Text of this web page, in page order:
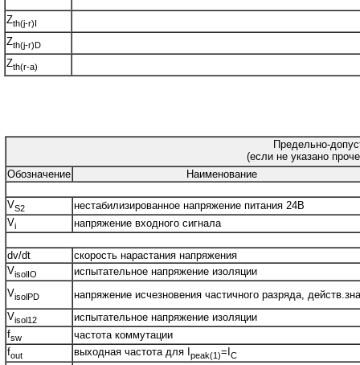
Zth(j-r)I
Zth(j-r)D
Zth(r-a)
Предельно-
(если не указано
Обозначение
Наименование
VS2
нестабилизированное напряжение питания 24В
Vi напряжение входного сигнала
dv/dt
скорость нарастания напряжения
VisolIO
испытательное напряжение изоляции
VisolPD
напряжение исчезновения частичного разряда,
Visol12
испытательное напряжение изоляции
fsw
частота коммутации
fout выходная частота для I peak(1)=I C